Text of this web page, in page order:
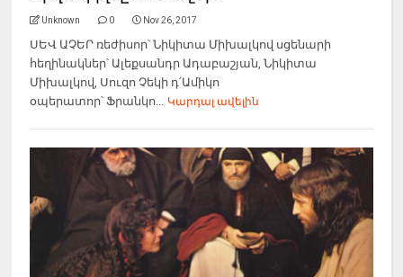
Unknown 0 Nov 26, 2017
ՍԵՎ ԱՉԵՐ ռեժիսոր՝ Նիկիտա Միխալկով սցենարի
հեղինակներ՝ Ալեքսանդր Ադաբաշյան, Նիկիտա
Միխալկով, Սուզո Չեկի դ՛Ամիկո
օպերատոր՝ Ֆրանկո... Կարդալ ավելին